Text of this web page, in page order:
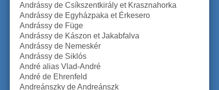
Andrássy de Csíkszentkirály et Krasznahorka
Andrássy de Egyházpaka et Érkesero
Andrássy de Füge
Andrássy de Kászon et Jakabfalva
Andrássy de Nemeskér
Andrássy de Siklós
André alias Vlad-André
André de Ehrenfeld
Andreánszky de Andreánszk